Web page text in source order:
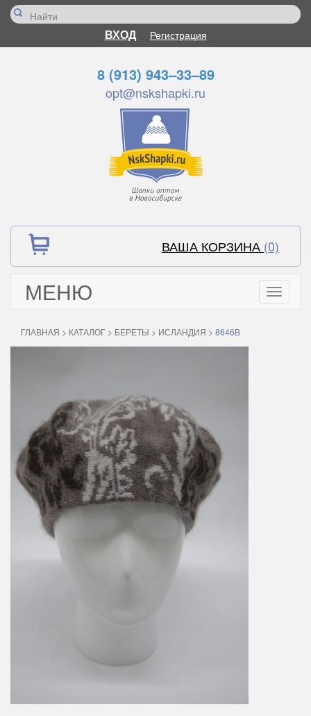
ВХОД Регистрация
8 (913) 943–33–89
opt@nskshapki.ru
ВАША КОРЗИНА (0)
МЕНЮ
Toggle
ГЛАВНАЯ > КАТАЛОГ > БЕРЕТЫ > ИСЛАНДИЯ > 8646B